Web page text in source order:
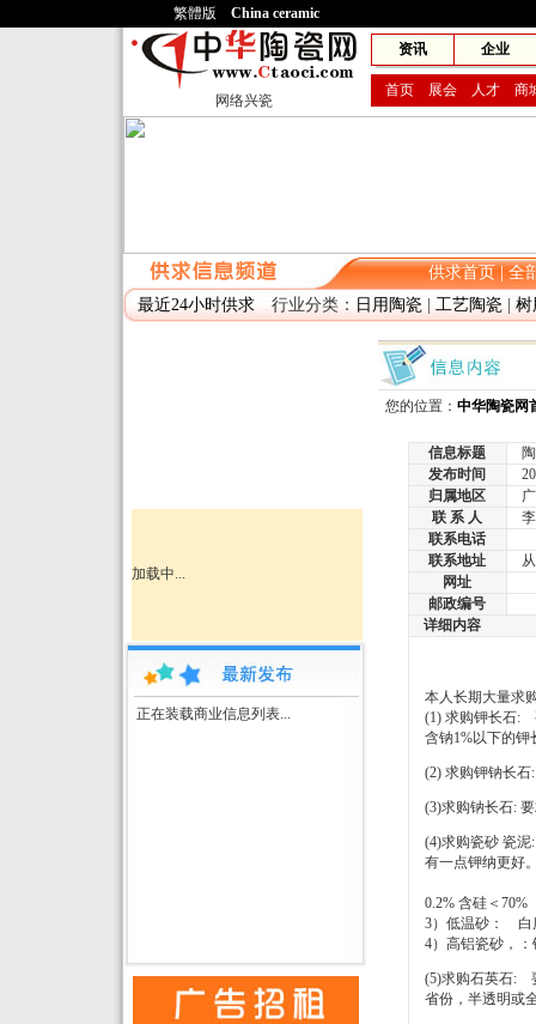
繁體版 China ceramic
网络兴瓷
资讯 企业
首页 展会 人才 商
供求首页|全
最近24小时供求行业分类： 日用陶瓷| 工艺陶瓷| 树
加载中...
正在装载商业信息列表...
您的位置： 中华陶瓷网
信息标题
陶
发布时间
归属地区
广
联 系 人
李
联系电话
联系地址
从
网址
邮政编号
详细内容
本人长期大量求
(1) 求购钾长石:
含钠1%以下的钾
(2) 求购钾钠长
(3)求购钠长石:
(4)求购瓷砂 瓷泥
有一点钾纳更好
0.2% 含硅＜70%
3）低温砂：
4）高铝瓷砂，：
(5)求购石英石:
省份，半透明或